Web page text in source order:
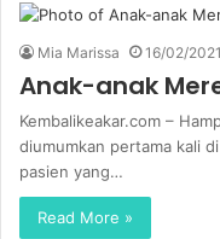
Mia Marissa 16/02/2021
Anak-anak
Kembalikeakar.com –
diumumkan pertama kali
pasien yang…
Read More »